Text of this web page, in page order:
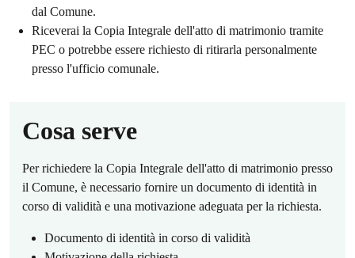
dal Comune.
Riceverai la Copia Integrale dell'atto di matrimonio tramite
PEC o potrebbe essere richiesto di ritirarla personalmente
presso l'ufficio comunale.
Cosa serve
Per richiedere la Copia Integrale dell'atto di matrimonio presso
il Comune, è necessario fornire un documento di identità in
corso di validità e una motivazione adeguata per la richiesta.
Documento di identità in corso di validità